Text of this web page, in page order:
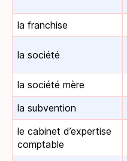
la franchise
la société
la société mère
la subvention
le cabinet d’expertise
comptable